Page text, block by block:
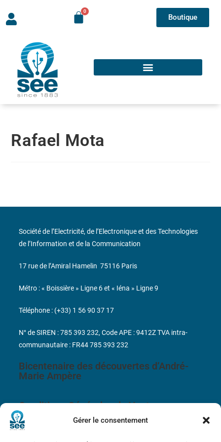
Gérer le consentement
Boutique
Rafael Mota
Bicentenaire des découvertes d’André-
Marie Ampère
Conditions Générales de Vente
Société de l’Electricité, de l’Electronique et des Technologies
de l’Information et de la Communication
17 rue de l’Amiral Hamelin 75116 Paris
Métro : « Boissière » Ligne 6 et « Iéna » Ligne 9
Téléphone : (+33) 1 56 90 37 17
N° de SIREN : 785 393 232, Code APE : 9412Z TVA intra-
communautaire : FR44 785 393 232